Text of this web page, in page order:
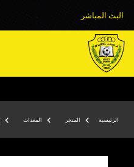
البث المباشر
الرئيسية المتجر المعدات